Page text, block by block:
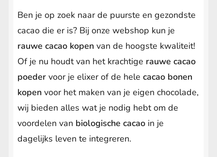
Ben je op zoek naar de puurste en gezondste
cacao die er is? Bij onze webshop kun je
rauwe cacao kopen van de hoogste kwaliteit!
Of je nu houdt van het krachtige rauwe cacao
poeder voor je elixer of de hele cacao bonen
kopen voor het maken van je eigen chocolade,
wij bieden alles wat je nodig hebt om de
voordelen van biologische cacao in je
dagelijks leven te integreren.